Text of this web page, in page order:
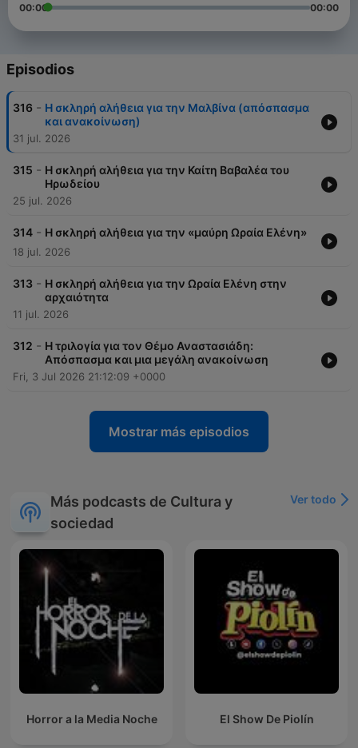
00:00 00:00
Episodios
316 - H σκληρή αλήθεια για την Μαλβίνα (απόσπασμα
και ανακοίνωση)
31 jul. 2026
315 - Η σκληρή αλήθεια για την Καίτη Βαβαλέα του
Ηρωδείου
25 jul. 2026
314 - Η σκληρή αλήθεια για την «μαύρη Ωραία Ελένη»
18 jul. 2026
313 - Η σκληρή αλήθεια για την Ωραία Ελένη στην
αρχαιότητα
11 jul. 2026
312 - H τριλογία για τον Θέμο Αναστασιάδη:
Απόσπασμα και μια μεγάλη ανακοίνωση
Fri, 3 Jul 2026 21:12:09 +0000
Mostrar más episodios
Más podcasts de Cultura y
sociedad
Ver todo
Horror a la Media Noche El Show De Piolín